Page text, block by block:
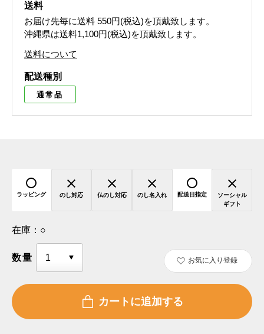
送料
お届け先毎に送料 550円(税込)を頂戴致します。
沖縄県は送料1,100円(税込)を頂戴致します。
送料について
配送種別
通常品
ラッピング のし対応 仏のし対応 のし名入れ 配送日指定
ソーシャル
ギフト
在庫： ○
数量 お気に入り登録